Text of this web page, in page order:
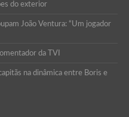
do exterior
João Ventura: “Um jogador
da TVI
na dinâmica entre Boris e